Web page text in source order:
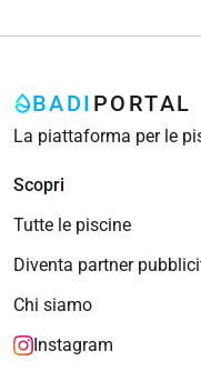
BADI PORTAL
La piattaforma per le
Scopri
Tutte le piscine
Diventa partner
Chi siamo
Instagram